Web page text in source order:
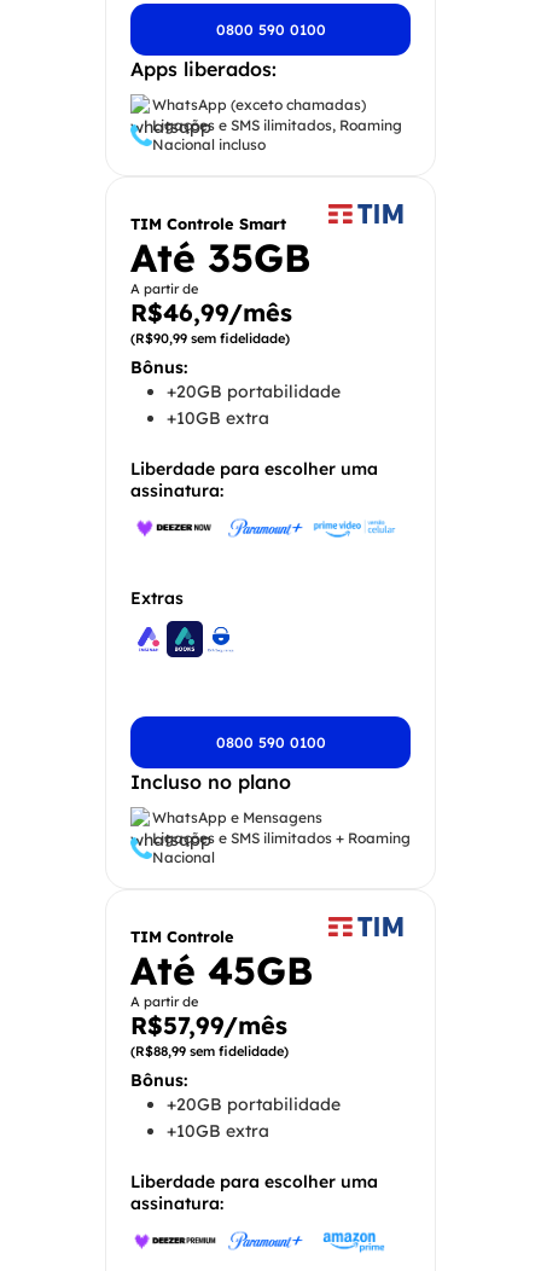
0800 590 0100
Apps liberados:
WhatsApp (exceto chamadas)
Ligações e SMS ilimitados, Roaming
Nacional incluso
TIM Controle Smart
Até 35GB
A partir de
R$46,99/mês
(R$90,99 sem fidelidade)
Bônus:
+20GB portabilidade
+10GB extra
Liberdade para escolher uma
assinatura:
Extras
0800 590 0100
Incluso no plano
WhatsApp e Mensagens
Ligações e SMS ilimitados + Roaming
Nacional
TIM Controle
Até 45GB
A partir de
R$57,99/mês
(R$88,99 sem fidelidade)
Bônus:
+20GB portabilidade
+10GB extra
Liberdade para escolher uma
assinatura: